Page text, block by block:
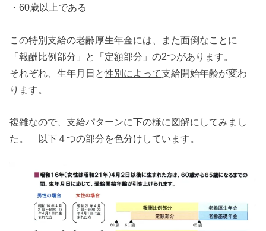
・60歳以上である
この特別支給の老齢厚生年金には、また面倒なことに
「報酬比例部分」と「定額部分」の2つがあります。
それぞれ、生年月日と性別によって支給開始年齢が変わ
ります。
複雑なので、支給パターンに下の様に図解にしてみまし
た。 以下４つの部分を色分けしています。